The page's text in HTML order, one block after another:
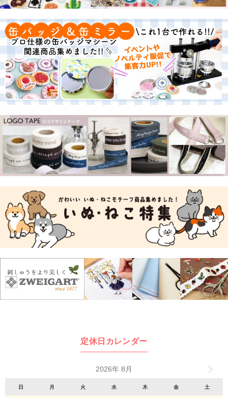
定休日カレンダー
2026年 8月
日 月 火 水 木 金 土